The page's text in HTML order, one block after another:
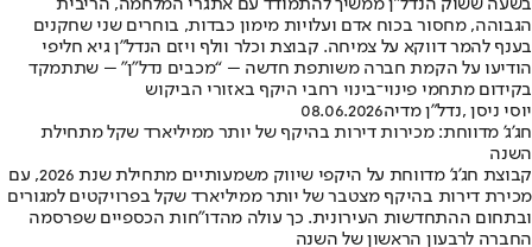
בשעה ששוק הנדל”ן ממשיך להתמודד עם אתגרי המלחמה, הריבית
הגבוהה, מחסור בכוח אדם ועלויות מימון כבדות, בוחרים שני שחקנים
בענף להמר דווקא על צמיחה. קבוצת וכלר וולף ויזם הנדל”ן גיא חליפי
הודיעו על הקמת חברה משותפת חדשה – “מכבים נדל”ן” – שתתמקד
בקידום מתחמי פינוי־בינוי רחבי היקף באזורי הביקוש
יוסי ניסן ,נדל"ן מדיה08.06.2026
חג’ג’ מדווחת: מכירות דירות בהיקף של יותר ממיליארד שקל מתחילת
השנה
קבוצת חג’ג’ מדווחת על היקפי שיווק משמעותיים מתחילת שנת 2026, עם
מכירת דירות בהיקף מצטבר של יותר ממיליארד שקל בפרויקטים למגורים
ובתחום ההתחדשות העירונית. כך עולה מהדו”חות הכספיים שפרסמה
החברה לרבעון הראשון של השנה